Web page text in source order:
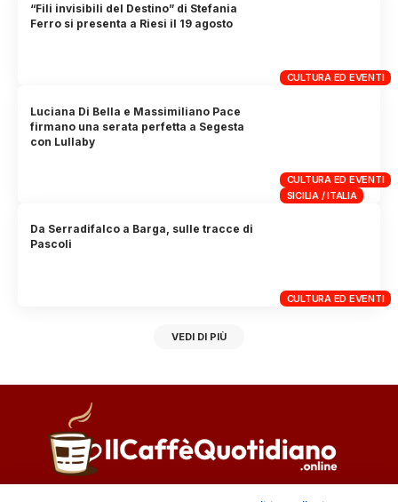
CULTURA ED EVENTI
“Fili invisibili del Destino” di Stefania
Ferro si presenta a Riesi il 19 agosto
CULTURA ED EVENTI
SICILIA / ITALIA
Luciana Di Bella e Massimiliano Pace
firmano una serata perfetta a Segesta
con Lullaby
CULTURA ED EVENTI
Da Serradifalco a Barga, sulle tracce di
Pascoli
VEDI DI PIÙ